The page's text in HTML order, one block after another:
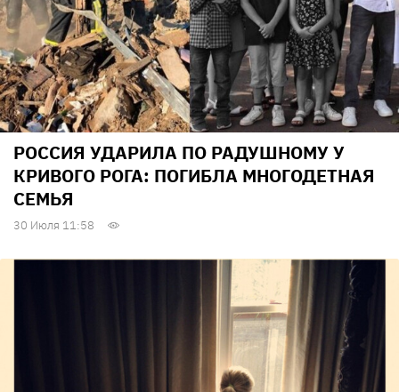
РОССИЯ УДАРИЛА ПО РАДУШНОМУ У
КРИВОГО РОГА: ПОГИБЛА МНОГОДЕТНАЯ
СЕМЬЯ
30 Июля 11:58